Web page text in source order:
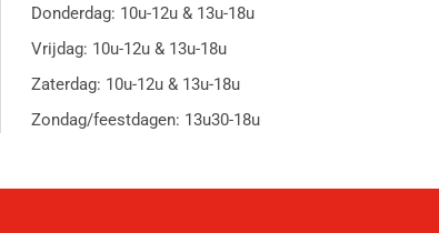
Donderdag: 10u-12u & 13u-18u
Vrijdag: 10u-12u & 13u-18u
Zaterdag: 10u-12u & 13u-18u
Zondag/feestdagen: 13u30-18u